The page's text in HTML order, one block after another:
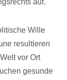
auf.
Wille
resultieren
vor Ort
gesunde